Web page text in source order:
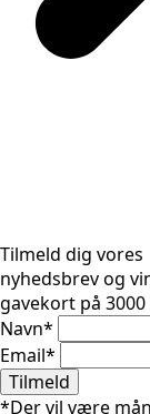
Tilmeld dig vores
nyhedsbrev og
gavekort på 3000
Navn*
Email*
Tilmeld
*Der vil være